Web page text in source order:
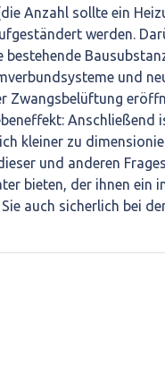
Anzahl sollte ein
werden.
und
Zwangsbelüftung
Anschließend
kleiner zu
und anderen
bieten, der ihnen ein
auch sicherlich bei